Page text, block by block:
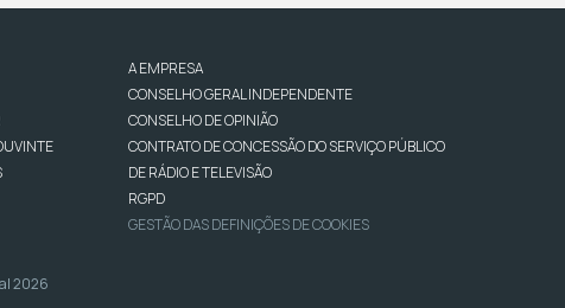
A EMPRESA
CONSELHO GERAL INDEPENDENTE
CONSELHO DE OPINIÃO
CONTRATO DE CONCESSÃO DO SERVIÇO PÚBLICO
DE RÁDIO E TELEVISÃO
RGPD
GESTÃO DAS DEFINIÇÕES DE COOKIES
2026